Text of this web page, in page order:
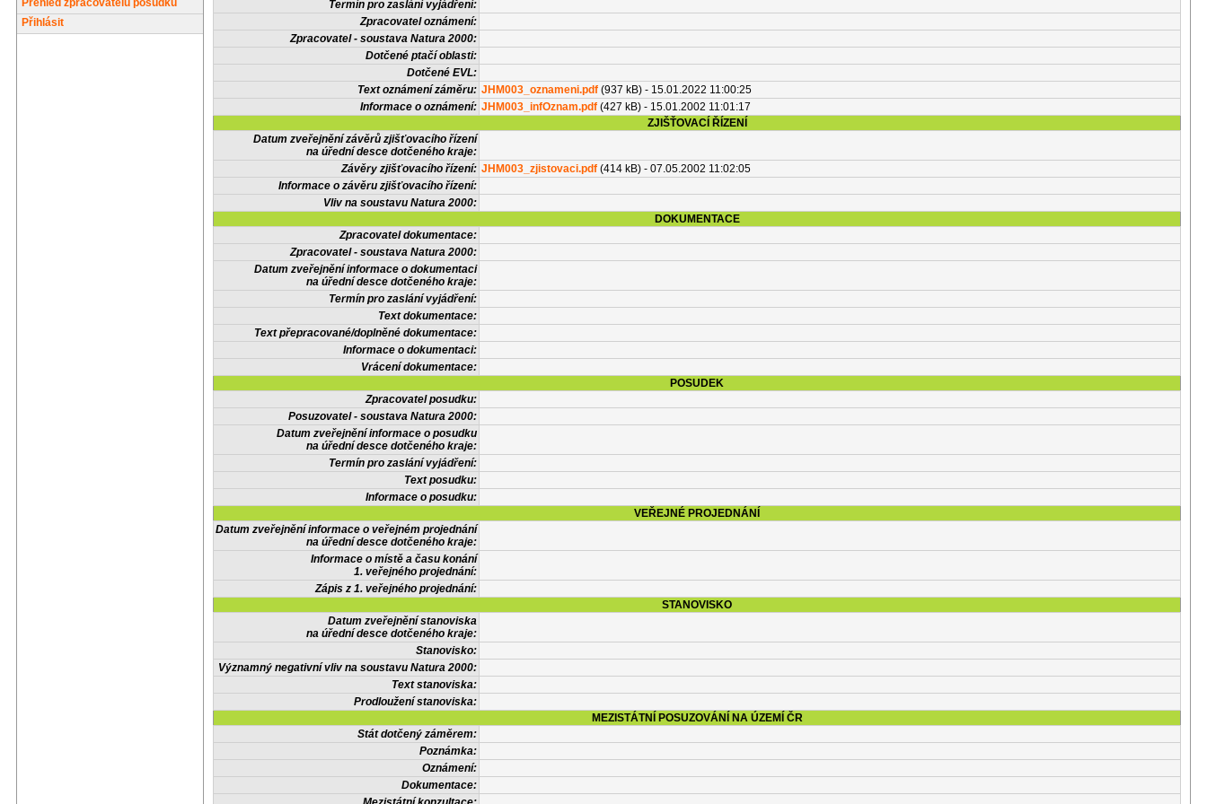
Přehled zpracovatelů posudků
Přihlásit
Termín pro zaslání vyjádření:
Zpracovatel oznámení:
Zpracovatel - soustava Natura 2000:
Dotčené ptačí oblasti:
Dotčené EVL:
Text oznámení záměru: JHM003_oznameni.pdf (937 kB) - 15.01.2022 11:00:25
Informace o oznámení: JHM003_infOznam.pdf (427 kB) - 15.01.2002 11:01:17
ZJIŠŤOVACÍ ŘÍZENÍ
Datum zveřejnění závěrů zjišťovacího řízení
na úřední desce dotčeného kraje:
Závěry zjišťovacího řízení: JHM003_zjistovaci.pdf (414 kB) - 07.05.2002 11:02:05
Informace o závěru zjišťovacího řízení:
Vliv na soustavu Natura 2000:
DOKUMENTACE
Zpracovatel dokumentace:
Zpracovatel - soustava Natura 2000:
Datum zveřejnění informace o dokumentaci
na úřední desce dotčeného kraje:
Termín pro zaslání vyjádření:
Text dokumentace:
Text přepracované/doplněné dokumentace:
Informace o dokumentaci:
Vrácení dokumentace:
POSUDEK
Zpracovatel posudku:
Posuzovatel - soustava Natura 2000:
Datum zveřejnění informace o posudku
na úřední desce dotčeného kraje:
Termín pro zaslání vyjádření:
Text posudku:
Informace o posudku:
VEŘEJNÉ PROJEDNÁNÍ
Datum zveřejnění informace o veřejném projednání
na úřední desce dotčeného kraje:
Informace o místě a času konání
1. veřejného projednání:
Zápis z 1. veřejného projednání:
STANOVISKO
Datum zveřejnění stanoviska
na úřední desce dotčeného kraje:
Stanovisko:
Významný negativní vliv na soustavu Natura 2000:
Text stanoviska:
Prodloužení stanoviska:
MEZISTÁTNÍ POSUZOVÁNÍ NA ÚZEMÍ ČR
Stát dotčený záměrem:
Poznámka:
Oznámení:
Dokumentace: